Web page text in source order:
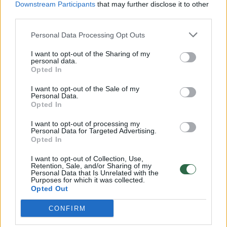
Downstream Participants that may further disclose it to other
Personal Data Processing Opt Outs
I want to opt-out of the Sharing of my
personal data.
Opted In
I want to opt-out of the Sale of my
Personal Data.
Opted In
I want to opt-out of processing my
Personal Data for Targeted Advertising.
Opted In
I want to opt-out of Collection, Use,
Retention, Sale, and/or Sharing of my
Personal Data that Is Unrelated with the
Purposes for which it was collected.
Opted Out
CONFIRM
„Vikinglotto sindikatas 30“ bilietas kainuoja
vos 6 Eur. „Eurojackpot sindikatas 30“ – 9
„Bet reikia atsiminti, kad tai – grupinis
žaidimo būdas. Lygiai tokius pačius bilietus,
Lietuvoje įsigys dar devyni žaidėjai. Visas
žaidėjų dešimtukas dalinasi kainą – todėl
kiekvienam ji tokia nedidelė“, – aiškina
„Olifėjos“ atstovė.
Kaip apskaičiuojami laimėjimai?